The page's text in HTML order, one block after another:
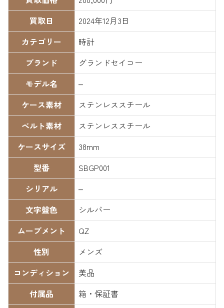
買取日
2024年12月3日
カテゴリー
時計
ブランド
グランドセイコー
モデル名
–
ケース素材
ステンレススチール
ベルト素材
ステンレススチール
ケースサイズ
38mm
型番
SBGP001
シリアル
–
文字盤色
シルバー
ムーブメント
QZ
性別
メンズ
コンディション
美品
付属品
箱・保証書